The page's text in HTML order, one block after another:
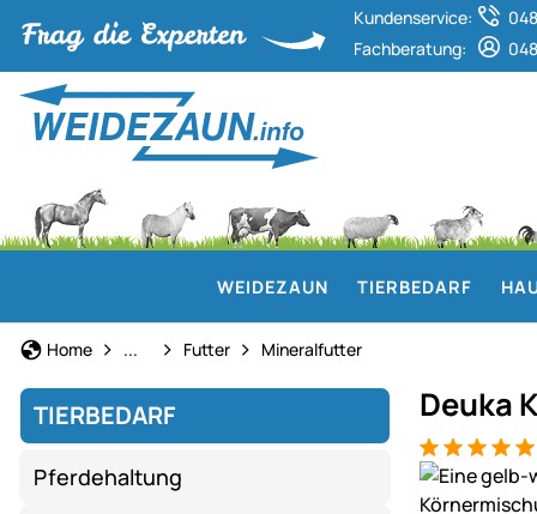
Kundenservice:
Fachberatung:
WEIDEZAUN TIERBEDARF
Home Geflügelhaltung
... Futter Mineralfutter
TIERBEDARF
Pferdehaltung
Deuka
Bewertung:
2